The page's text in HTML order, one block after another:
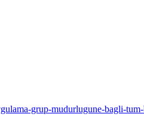
grup-mudurlugune-bagli-